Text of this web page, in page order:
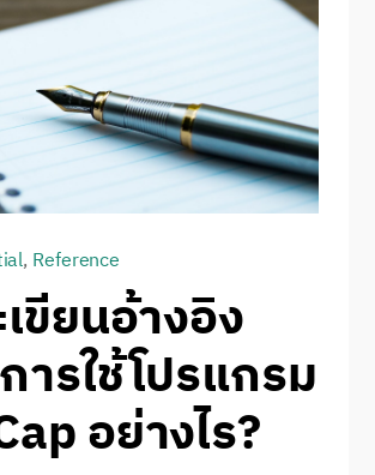
, Reference
เขียนอ้างอิง
ารใช้โปรแกรม
อย่างไร?